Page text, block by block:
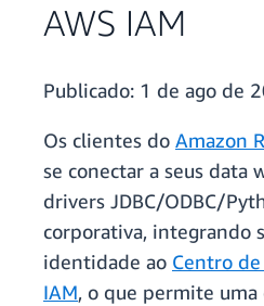
AWS IAM
Publicado: 1 de ago de
Os clientes do Amazon
se conectar a seus data
drivers JDBC/ODBC/
corporativa, integrando
identidade ao Centro
IAM, o que permite